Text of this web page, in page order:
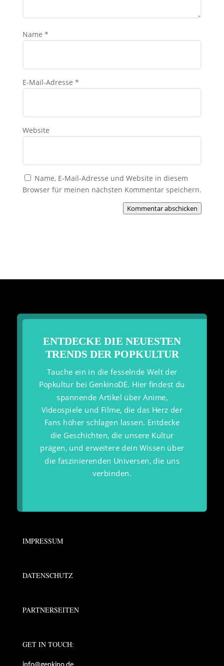
Name *
E-Mail-Adresse *
Website
Name, E-Mail-Adresse und Website in diesem
Browser für meinen nächsten Kommentar speichern.
Kommentar abschicken
ENTDECKE DIE NEUESTEN
TRENDS DER POPKULTUR
Tauche ein in die fesselnde Welt der
Popkultur bei GenkinoDE. Hier findest du
spannende Artikel über Anime,
Videospiele und Filme, die das Herz der
Fans höher schlagen lassen. Entdecke
die Geschichten, die unsere Kultur
prägen, und erweitere dein Wissen über
die faszinierenden Universen, die uns
verbinden.
IMPRESSUM
DATENSCHUTZ
PARTNERSEITEN
GET IN TOUCH: